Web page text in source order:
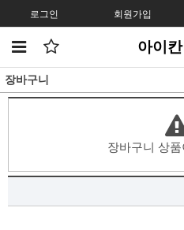
로그인 회원가입
아이
장바구니
장바구니 상